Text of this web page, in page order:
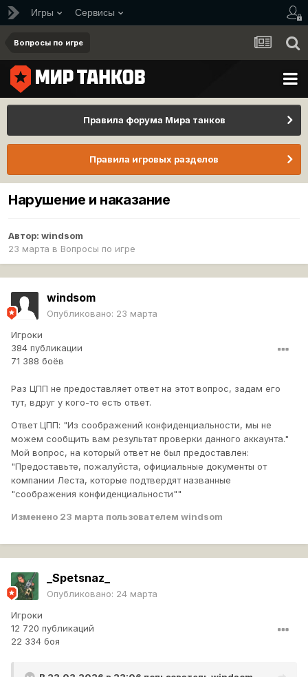
Игры Сервисы
Вопросы по игре
Правила форума Мира танков
Правила игровых разделов
Нарушение и наказание
Автор: windsom
23 марта в Вопросы по игре
windsom
Опубликовано: 23 марта
Игроки
384 публикации
71 388 боёв
Раз ЦПП не предоставляет ответ на этот вопрос, задам его
тут, вдруг у кого-то есть ответ.
Ответ ЦПП: "Из соображений конфиденциальности, мы не
можем сообщить вам результат проверки данного аккаунта."
Мой вопрос, на который ответ не был предоставлен:
"Предоставьте, пожалуйста, официальные документы от
компании Леста, которые подтвердят названные
"соображения конфиденциальности""
Изменено 23 марта пользователем windsom
_Spetsnaz_
Опубликовано: 24 марта
Игроки
12 720 публикаций
22 334 боя